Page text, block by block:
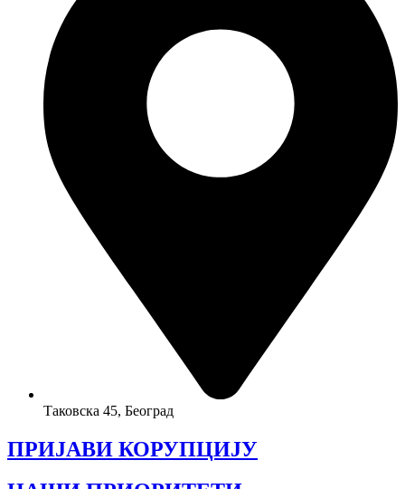
Таковска 45, Београд
ПРИЈАВИ КОРУПЦИЈУ